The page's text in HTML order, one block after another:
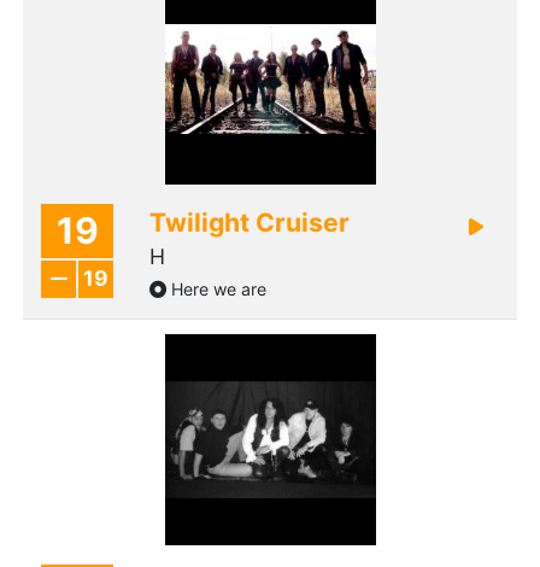
19
19
Twilight Cruiser
H
Here we are